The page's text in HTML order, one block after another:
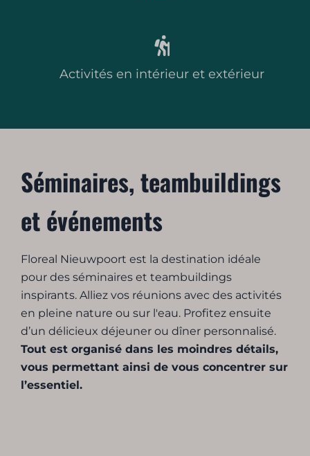
Activités en intérieur et extérieur
Séminaires, teambuildings
et événements
Floreal Nieuwpoort est la destination idéale
pour des séminaires et teambuildings
inspirants. Alliez vos réunions avec des activités
en pleine nature ou sur l'eau. Profitez ensuite
d’un délicieux déjeuner ou dîner personnalisé.
Tout est organisé dans les moindres détails,
vous permettant ainsi de vous concentrer sur
l’essentiel.